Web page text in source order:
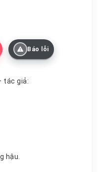
Báo lỗi
tác giả:
hậu.